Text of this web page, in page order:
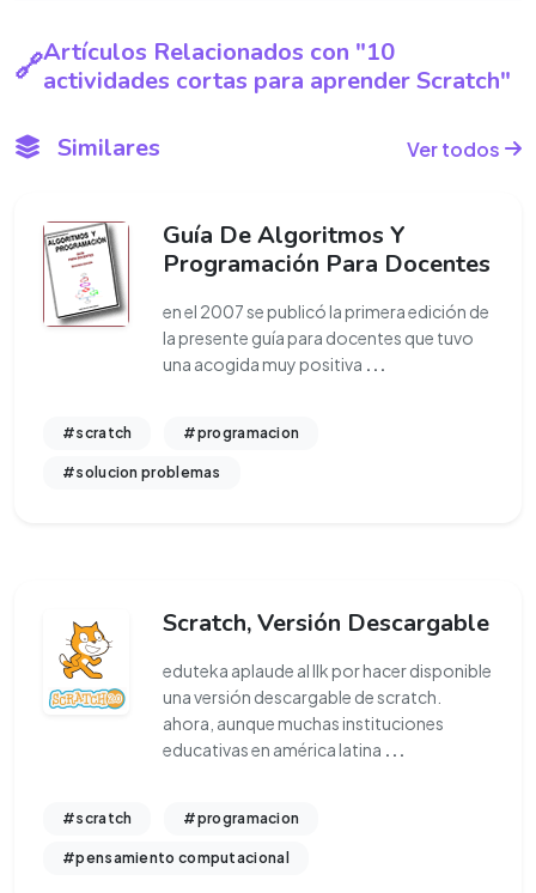
Artículos Relacionados con "10
actividades cortas para aprender Scratch"
Similares Ver todos
Guía De Algoritmos Y
Programación Para Docentes
en el 2007 se publicó la primera edición de
la presente guía para docentes que tuvo
una acogida muy positiva ...
#scratch #programacion
#solucion problemas
Scratch, Versión Descargable
eduteka aplaude al llk por hacer disponible
una versión descargable de scratch.
ahora, aunque muchas instituciones
educativas en américa latina ...
#scratch #programacion
#pensamiento computacional